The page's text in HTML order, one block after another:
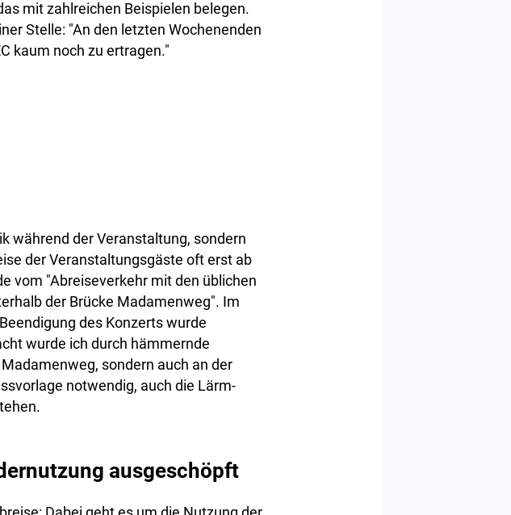
mit zahlreichen Beispielen belegen.
Stelle: "An den letzten Wochenenden
kaum noch zu ertragen."
während der Veranstaltung, sondern
der Veranstaltungsgäste oft erst ab
vom "Abreiseverkehr mit den üblichen
der Brücke Madamenweg". Im
des Konzerts wurde
wurde ich durch hämmernde
sondern auch an der
notwendig, auch die Lärm-
ausgeschöpft